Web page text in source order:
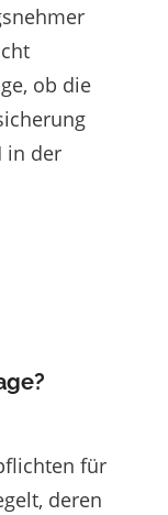
ob die
in der
für
deren